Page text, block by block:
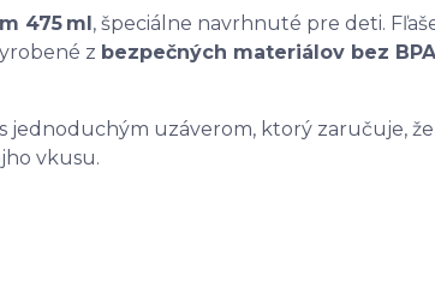
475 ml, špeciálne navrhnuté pre deti.
z bezpečných materiálov bez BPA
s jednoduchým uzáverom, ktorý zaručuje,
vkusu.